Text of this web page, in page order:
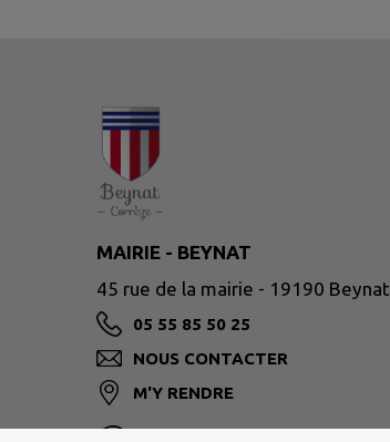
MAIRIE - BEYNAT
45 rue de la mairie - 19190 Beynat
05 55 85 50 25
NOUS CONTACTER
M'Y RENDRE